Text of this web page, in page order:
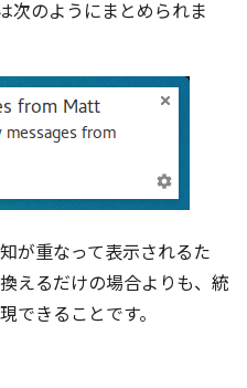
次のようにまとめられま
が重なって表示されるた
えるだけの場合よりも、統
できることです。